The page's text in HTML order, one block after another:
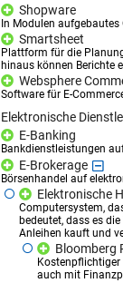
Shopware
In Modulen aufgebautes
Smartsheet
Plattform für die
hinaus können Berichte
Websphere
Software für E-
Elektronische
E-Banking
Bankdienstleistungen
E-Brokerage
Börsenhandel auf
Elektronische
Computersystem,
bedeutet, dass es
Anleihen kauft und
Bloomberg
auch mit